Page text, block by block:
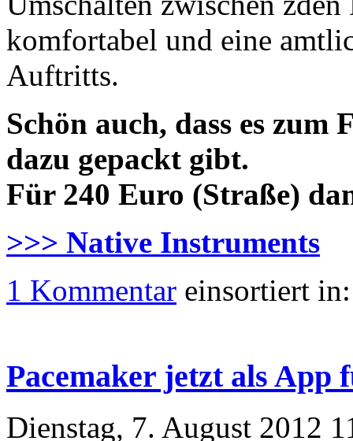
komfortabel und eine
Auftritts.
Schön auch, dass es
dazu gepackt gibt.
Für 240 Euro (Straße)
>>> Native Instruments
1 Kommentar einsortiert
Pacemaker jetzt als App
Dienstag, 7. August 2012